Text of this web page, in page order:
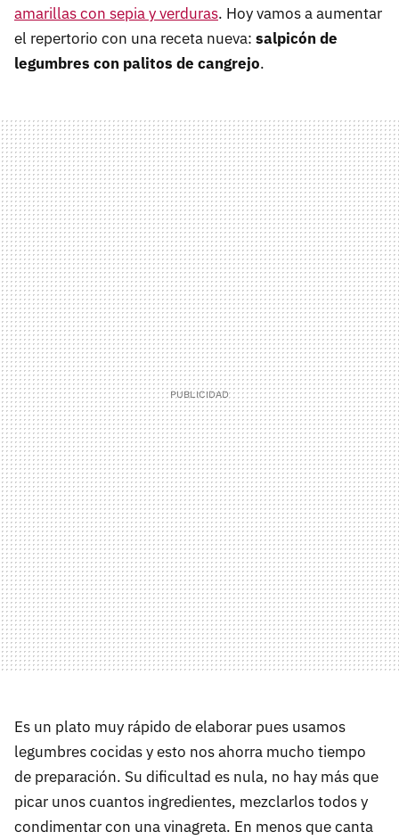
amarillas con sepia y verduras. Hoy vamos a aumentar
el repertorio con una receta nueva: salpicón de
legumbres con palitos de cangrejo.
Es un plato muy rápido de elaborar pues usamos
legumbres cocidas y esto nos ahorra mucho tiempo
de preparación. Su dificultad es nula, no hay más que
picar unos cuantos ingredientes, mezclarlos todos y
condimentar con una vinagreta. En menos que canta